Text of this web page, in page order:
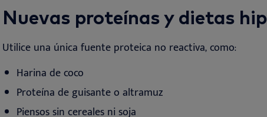
Nuevas proteínas ydietas
Utilice una única fuente proteica no reactiva, como:
Harina de coco
Proteína de guisante o altramuz
Piensos sin cereales ni soja